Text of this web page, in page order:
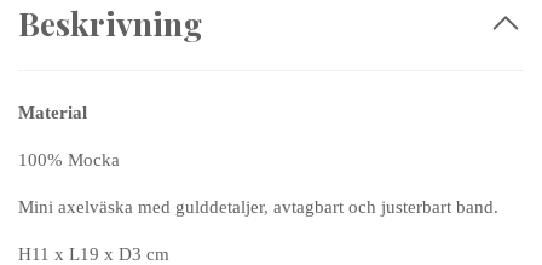
Beskrivning
Material
100% Mocka
Mini axelväska med gulddetaljer, avtagbart och justerbart band.
H11 x L19 x D3 cm